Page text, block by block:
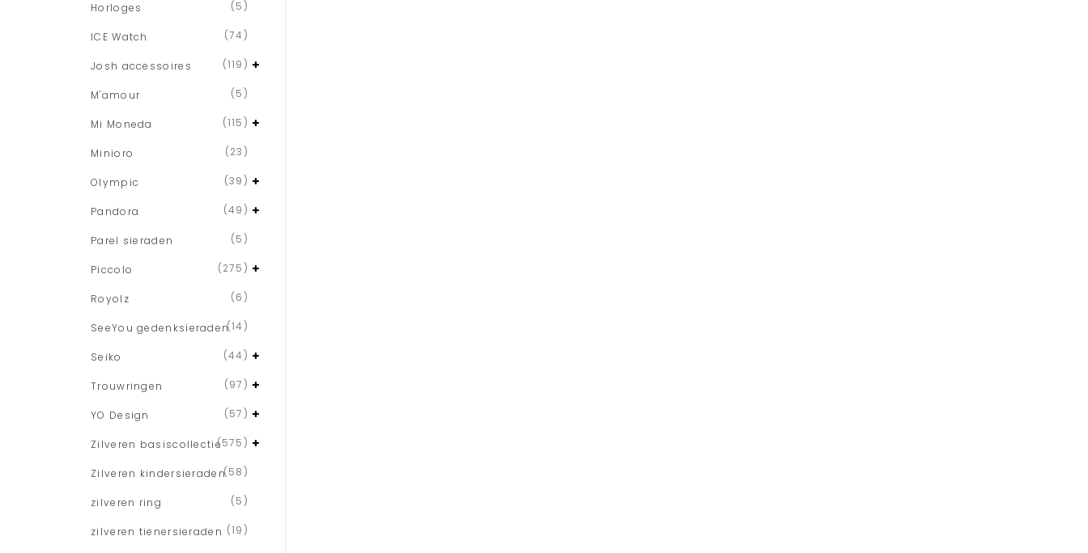
Horloges (5)
ICE Watch (74)
Josh accessoires (119)
M'amour (5)
Mi Moneda (115)
Minioro (23)
Olympic (39)
Pandora (49)
Parel sieraden (5)
Piccolo (275)
Royolz (6)
SeeYou gedenksieraden(14)
Seiko (44)
Trouwringen (97)
YO Design (57)
Zilveren basiscollectie(575)
Zilveren kindersieraden(58)
zilveren ring (5)
zilveren tienersieraden (19)